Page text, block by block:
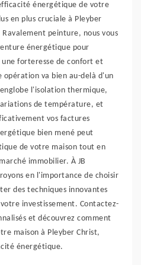
énergétique de votre
en plus cruciale à Pleyber
peinture, nous vous
énergétique pour
forteresse de confort et
va bien au-delà d'un
l'isolation thermique,
de température, et
vos factures
bien mené peut
de votre maison tout en
immobilier. À JB
en l'importance de choisir
des techniques innovantes
investissement. Contactez-
et découvrez comment
maison à Pleyber Christ,
énergétique.